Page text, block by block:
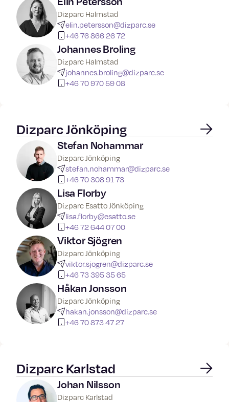
Dizparc Halmstad
elin.petersson@dizparc.se
+46 76 866 26 72
Johannes Broling
Dizparc Halmstad
johannes.broling@dizparc.se
+46 70 970 59 08
Dizparc Jönköping
Stefan Nohammar
Dizparc Jönköping
stefan.nohammar@dizparc.se
+46 70 308 91 73
Lisa Florby
Dizparc Esatto Jönköping
lisa.florby@esatto.se
+46 72 644 07 00
Viktor Sjögren
Dizparc Jönköping
viktor.sjogren@dizparc.se
+46 73 395 35 65
Håkan Jonsson
Dizparc Jönköping
hakan.jonsson@dizparc.se
+46 70 873 47 27
Dizparc Karlstad
Johan Nilsson
Dizparc Karlstad